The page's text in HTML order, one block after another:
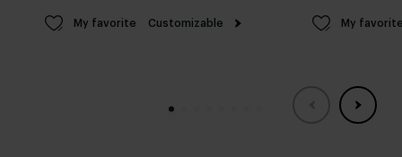
My favorite Customizable My